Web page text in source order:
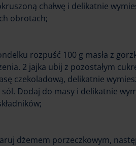
chałwę i delikatnie
obrotach;
rozpuść 100 g masła z
2 jajka ubij z pozostałym
czekoladową, delikatnie
Dodaj do masy i delikatnie
dżemem porzeczkowym,